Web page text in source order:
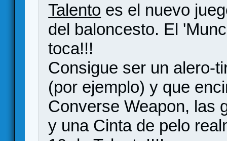
Talento es el nuevo
del baloncesto. El
toca!!!
Consigue ser un alero-
(por ejemplo) y que
Converse Weapon, las
y una Cinta de pelo